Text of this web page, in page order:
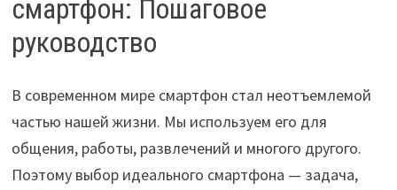
смартфон: Пошаговое
руководство
В современном мире смартфон стал неотъемлемой
частью нашей жизни. Мы используем его для
общения, работы, развлечений и многого другого.
Поэтому выбор идеального смартфона — задача,